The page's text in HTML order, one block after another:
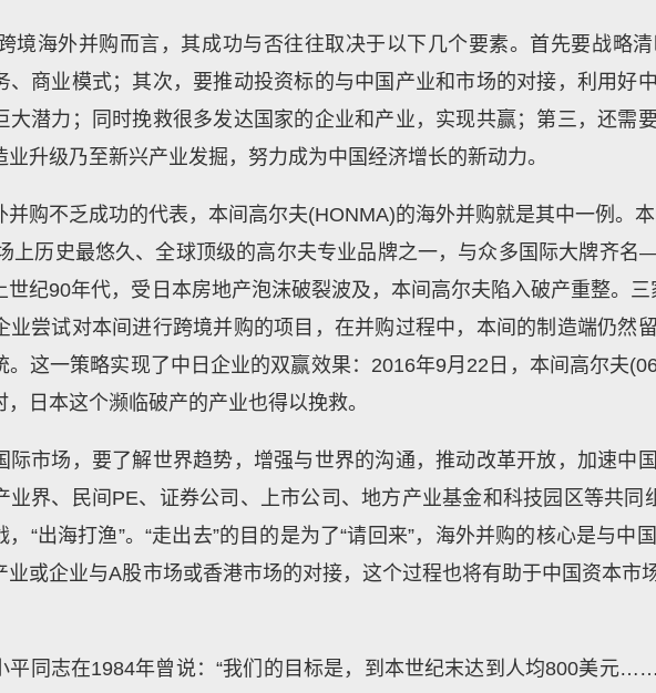
海外并购而言，其成功与否往往取决于以下几个要素。首先要战略
、商业模式；其次，要推动投资标的与中国产业和市场的对接，利用好
大潜力；同时挽救很多发达国家的企业和产业，实现共赢；第三，还需
业升级乃至新兴产业发掘，努力成为中国经济增长的新动力。
并购不乏成功的代表，本间高尔夫(HONMA)的海外并购就是其中一例。
上历史最悠久、全球顶级的高尔夫专业品牌之一，与众多国际大牌齐
世纪90年代，受日本房地产泡沫破裂波及，本间高尔夫陷入破产重整。
业尝试对本间进行跨境并购的项目，在并购过程中，本间的制造端仍然
。这一策略实现了中日企业的双赢效果：2016年9月22日，本间高尔夫
日本这个濒临破产的产业也得以挽救。
际市场，要了解世界趋势，增强与世界的沟通，推动改革开放，加速中
业界、民间PE、证券公司、上市公司、地方产业基金和科技园区等共同
，“出海打渔”。“走出去”的目的是为了“请回来”，海外并购的核心是与
业或企业与A股市场或香港市场的对接，这个过程也将有助于中国资本市
平同志在1984年曾说：“我们的目标是，到本世纪末达到人均800美元